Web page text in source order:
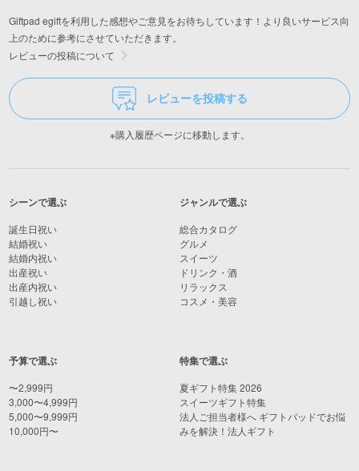
Giftpad egiftを利用した感想やご意見をお待ちしています！より良いサービス向
上のために参考にさせていただきます。
レビューの投稿について
レビューを投稿する
※購入履歴ページに移動します。
シーンで選ぶ
誕生日祝い
結婚祝い
結婚内祝い
出産祝い
出産内祝い
引越し祝い
予算で選ぶ
〜2,999円
3,000〜4,999円
5,000〜9,999円
10,000円〜
ジャンルで選ぶ
総合カタログ
グルメ
スイーツ
ドリンク・酒
リラックス
コスメ・美容
特集で選ぶ
夏ギフト特集 2026
スイーツギフト特集
法人ご担当者様へ ギフトパッドでお悩
みを解決！法人ギフト